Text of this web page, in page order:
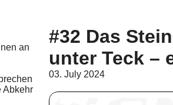
an
Abkehr
#32 Das
unter Teck –
03. July 2024